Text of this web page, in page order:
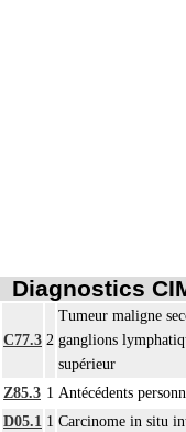
Diagnostics
C77.3 2
Tumeur maligne
ganglions
supérieur
Z85.3 1 Antécédents
D05.1 1 Carcinome in situ